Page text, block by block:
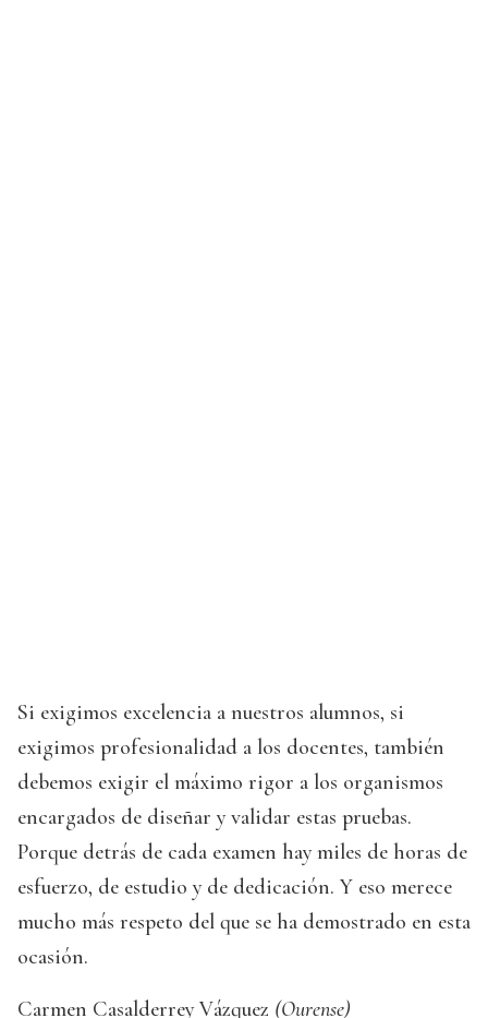
Si exigimos excelencia a nuestros alumnos, si
exigimos profesionalidad a los docentes, también
debemos exigir el máximo rigor a los organismos
encargados de diseñar y validar estas pruebas.
Porque detrás de cada examen hay miles de horas de
esfuerzo, de estudio y de dedicación. Y eso merece
mucho más respeto del que se ha demostrado en esta
ocasión.
Carmen Casalderrey Vázquez (Ourense)